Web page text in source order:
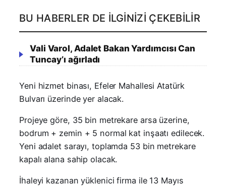
BU HABERLER DE İLGINIZI ÇEKEBILIR
Vali Varol, Adalet Bakan Yardımcısı Can
Tuncay’ı ağırladı
Yeni hizmet binası, Efeler Mahallesi Atatürk
Bulvarı üzerinde yer alacak.
Projeye göre, 35 bin metrekare arsa üzerine,
bodrum + zemin + 5 normal kat inşaatı edilecek.
Yeni adalet sarayı, toplamda 53 bin metrekare
kapalı alana sahip olacak.
İhaleyi kazanan yüklenici firma ile 13 Mayıs